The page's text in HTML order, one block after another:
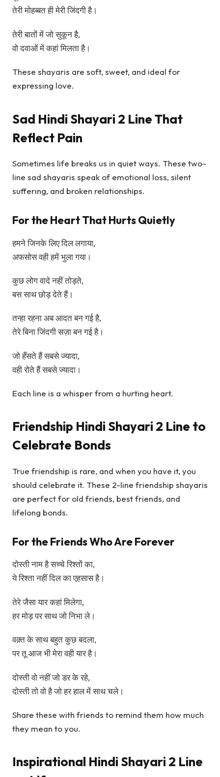
तेरी मोहब्बत ही मेरी जिंदगी है।
तेरी बातों में जो सुकून है,
वो दवाओं में कहां मिलता है।
These shayaris are soft, sweet, and ideal for
expressing love.
Sad Hindi Shayari 2 Line That
Reflect Pain
Sometimes life breaks us in quiet ways. These two-
line sad shayaris speak of emotional loss, silent
suffering, and broken relationships.
For the Heart That Hurts Quietly
हमने जिनके लिए दिल लगाया,
अफसोस वही हमें भुला गया।
कुछ लोग वादे नहीं तोड़ते,
बस साथ छोड़ देते हैं।
तन्हा रहना अब आदत बन गई है,
तेरे बिना जिंदगी सज़ा बन गई है।
जो हँसते हैं सबसे ज्यादा,
वही रोते हैं सबसे ज्यादा।
Each line is a whisper from a hurting heart.
Friendship Hindi Shayari 2 Line to
Celebrate Bonds
True friendship is rare, and when you have it, you
should celebrate it. These 2-line friendship shayaris
are perfect for old friends, best friends, and
lifelong bonds.
For the Friends Who Are Forever
दोस्ती नाम है सच्चे रिश्तों का,
ये रिश्ता नहीं दिल का एहसास है।
तेरे जैसा यार कहां मिलेगा,
हर मोड़ पर साथ जो निभा ले।
वक़्त के साथ बहुत कुछ बदला,
पर तू आज भी मेरा वही यार है।
दोस्ती वो नहीं जो डर के रहे,
दोस्ती तो वो है जो हर हाल में साथ चले।
Share these with friends to remind them how much
they mean to you.
Inspirational Hindi Shayari 2 Line